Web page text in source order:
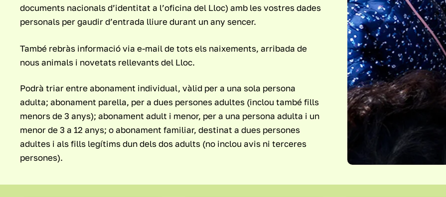
documents nacionals d’identitat a l’oficina del Lloc) amb les vostres dades
personals per gaudir d’entrada lliure durant un any sencer.
També rebràs informació via e-mail de tots els naixements, arribada de
nous animals i novetats rellevants del Lloc.
Podrà triar entre abonament individual, vàlid per a una sola persona
adulta; abonament parella, per a dues persones adultes (inclou també fills
menors de 3 anys); abonament adult i menor, per a una persona adulta i un
menor de 3 a 12 anys; o abonament familiar, destinat a dues persones
adultes i als fills legítims dun dels dos adults (no inclou avis ni terceres
persones).